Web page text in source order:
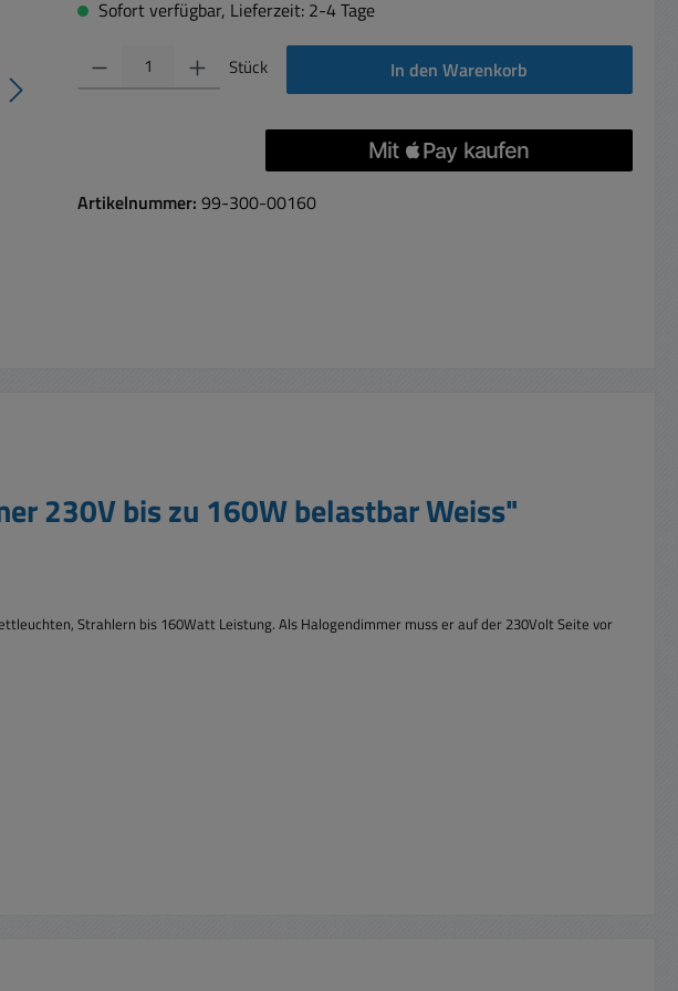
Sofort verfügbar, Lieferzeit: 2-4 Tage
Produkt Anzahl: Gib den gewünschten Wert ein oder benutze die Schaltflächen um die
Stück In den Warenkorb
Artikelnummer: 99-300-00160
230V bis zu 160W belastbar Weiss"
Strahlern bis 160Watt Leistung. Als Halogendimmer muss er auf der 230Volt Seite vor